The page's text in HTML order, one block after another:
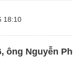
18:10
ông Nguyễn